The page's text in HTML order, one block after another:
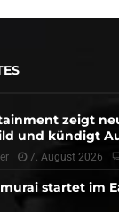
zeigt
und kündigt
7. August 2026
startet im